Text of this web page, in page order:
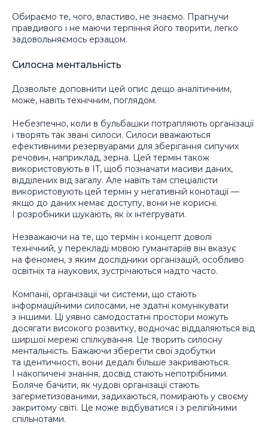
Обираємо те, чого, властиво, не знаємо. Прагнучи
правдивого і не маючи терпіння його творити, легко
задовольняємось ерзацом.
Силосна ментальність
Дозвольте доповнити цей опис дещо аналітичним,
може, навіть технічним, поглядом.
Небезпечно, коли в бульбашки потрапляють організації
і творять так звані силоси. Силоси вважаються
ефективними резервуарами для зберігання сипучих
речовин, наприклад, зерна. Цей термін також
використовують в IT, щоб позначати масиви даних,
відділених від загалу. Але навіть там спеціалісти
використовують цей термін у негативній конотації —
якщо до даних немає доступу, вони не корисні.
І розробники шукають, як їх інтегрувати.
Незважаючи на те, що термін і концепт доволі
технічний, у перекладі мовою гуманітаріїв він вказує
на феномен, з яким дослідники організацій, особливо
освітніх та наукових, зустрічаються надто часто.
Компанії, організації чи системи, що стають
інформаційними силосами, не здатні комунікувати
з іншими. Ці уявно самодостатні простори можуть
досягати високого розвитку, водночас віддаляються від
ширшої мережі спілкування. Це творить силосну
ментальність. Бажаючи зберегти свої здобутки
та ідентичності, вони дедалі більше закриваються.
І накопичені знання, досвід стають непотрібними.
Боляче бачити, як чудові організації стають
загерметизованими, задихаються, помирають у своєму
закритому світі. Це може відбуватися і з релігійними
спільнотами.